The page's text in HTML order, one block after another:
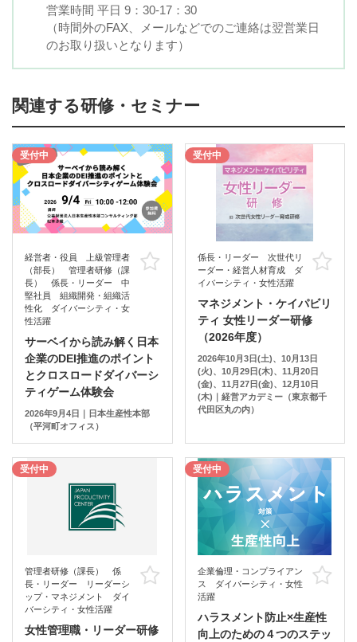
営業時間 平日 9：30-17：30
（時間外のFAX、メールなどでのご連絡は翌営業日
のお取り扱いとなります）
関連する研修・セミナー
受付中
経営者・役員 上級管理者
（部長） 管理者研修（課
長） 係長・リーダー 中
堅社員 組織開発・組織活
性化 ダイバーシティ・女
性活躍
お気に入り
サーベイから読み解く日本
企業のDEI推進のポイント
とクロスロードダイバーシ
ティゲーム体験会
2026年9月4日｜日本生産性本部
（平河町オフィス）
受付中
係長・リーダー 次世代リ
ーダー・経営人材育成 ダ
イバーシティ・女性活躍
マネジメント・ケイパビリ
ティ 女性リーダー研修
（2026年度）
2026年10月3日(土)、10月13日
(火)、10月29日(木)、11月20日
(金)、11月27日(金)、12月10日
(木)｜経営アカデミー（東京都千
代田区丸の内）
受付中
管理者研修（課長） 係
長・リーダー リーダーシ
ップ・マネジメント ダイ
バーシティ・女性活躍
お気に入り
女性管理職・リーダー研修
受付中
企業倫理・コンプライアン
ス ダイバーシティ・女性
活躍
ハラスメント防止×生産性
向上のための４つのステッ